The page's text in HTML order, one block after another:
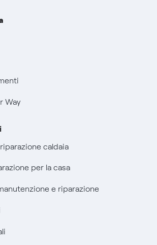
con disabilità per offerte Fibra
Way
caldaia
per la casa
e riparazione